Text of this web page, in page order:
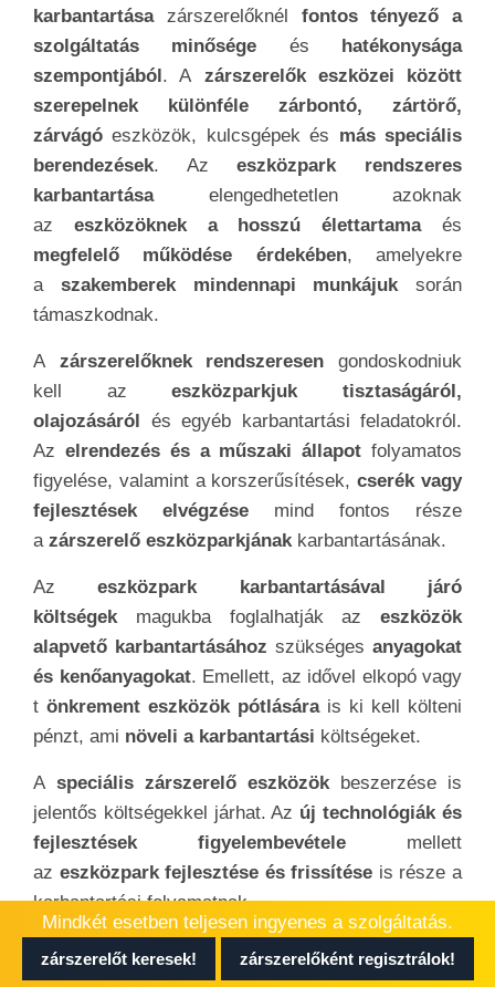
karbantartása zárszerelőknél fontos tényező a
szolgáltatás minősége és hatékonysága
szempontjából. A zárszerelők eszközei között
szerepelnek különféle zárbontó, zártörő,
zárvágó eszközök, kulcsgépek és más speciális
berendezések. Az eszközpark rendszeres
karbantartása elengedhetetlen azoknak
az eszközöknek a hosszú élettartama és
megfelelő működése érdekében, amelyekre
aszakemberek mindennapi munkájuksorán
támaszkodnak.
A zárszerelőknek rendszeresen gondoskodniuk
kell azeszközparkjuk tisztaságáról,
olajozásáról és egyéb karbantartási feladatokról.
Az elrendezés és a műszaki állapot folyamatos
figyelése, valamint a korszerűsítések,cserék vagy
fejlesztések elvégzése mind fontos része
azárszerelő eszközparkjánakkarbantartásának.
Azeszközpark karbantartásával járó
költségek magukba foglalhatják az eszközök
alapvető karbantartásához szükséges anyagokat
és kenőanyagokat. Emellett, az idővel elkopó vagy
t önkrement eszközök pótlásárais ki kell költeni
pénzt, ami növeli a karbantartási költségeket.
A speciális zárszerelő eszközök beszerzése is
jelentős költségekkel járhat. Az új technológiák és
fejlesztések figyelembevétele mellett
az eszközpark fejlesztése és frissítése is része a
karbantartási folyamatnak.
A szakembereknek fel kell mérniük az
eszközparkjuk állapotát, ésszükség esetén
Mindkét esetben teljesen ingyenes a szolgáltatás.
zárszerelőt keresek! zárszerelőként regisztrálok!